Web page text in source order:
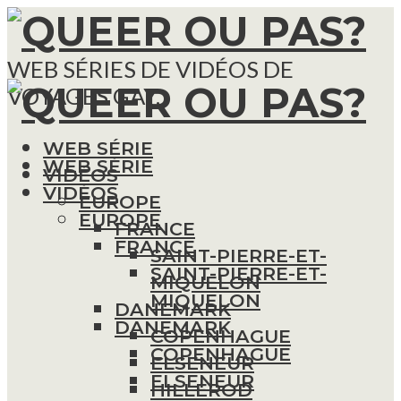
WEB SÉRIES DE VIDÉOS DE
VOYAGES GAY.
WEB SÉRIE
VIDÉOS
EUROPE
FRANCE
SAINT-PIERRE-ET-
MIQUELON
DANEMARK
COPENHAGUE
ELSENEUR
HILLEROD
WEB SÉRIE
VIDÉOS
EUROPE
FRANCE
SAINT-PIERRE-ET-
MIQUELON
DANEMARK
COPENHAGUE
ELSENEUR